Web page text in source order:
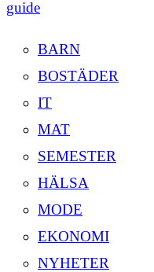
guide
BARN
BOSTÄDER
IT
MAT
SEMESTER
HÄLSA
MODE
EKONOMI
NYHETER